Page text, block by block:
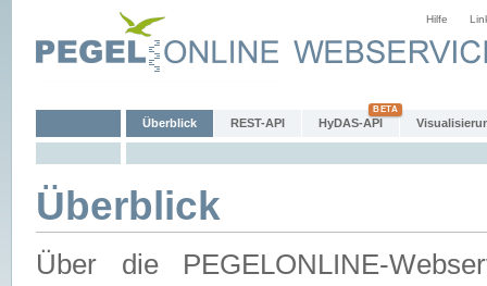
Hilfe
Überblick REST-API HyDAS-API
Überblick
Über die PEGELONLINE-